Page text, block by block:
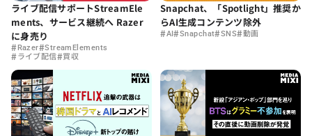
ライブ配信サポートStreamEle
ments、サービス継続へ Razer
に身売り
#Razer#StreamElements
#ライブ配信#買収
Snapchat、「Spotlight」推奨か
らAI生成コンテンツ除外
#AI#Snapchat#SNS#動画